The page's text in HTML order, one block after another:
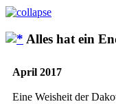
Alles hat ein
April 2017
Eine Weisheit der